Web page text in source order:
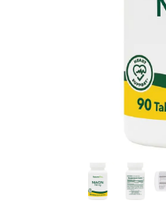
мескаль
Лікери
наливки
Настоянки,
біттери
Саке